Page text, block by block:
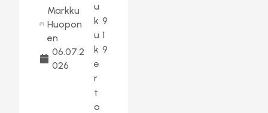
Markku
Huopon
en
06.07.2
026
u
k
u
k
e
r
t
o
9
1
9